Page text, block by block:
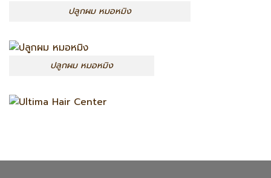
ปลูกผม หมอหมิง
ปลูกผม หมอหมิง